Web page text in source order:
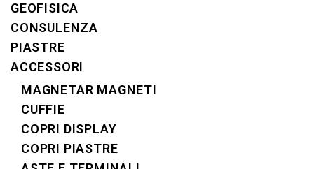
GEOFISICA
CONSULENZA
PIASTRE
ACCESSORI
MAGNETAR MAGNETI
CUFFIE
COPRI DISPLAY
COPRI PIASTRE